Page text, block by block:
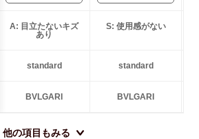
A: 目立たないキズ
あり
S: 使用感がない
standard standard
BVLGARI BVLGARI
他の項目もみる